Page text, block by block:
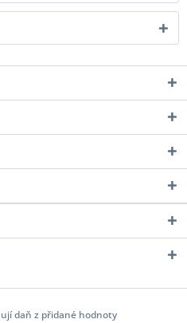
daň z přidané hodnoty